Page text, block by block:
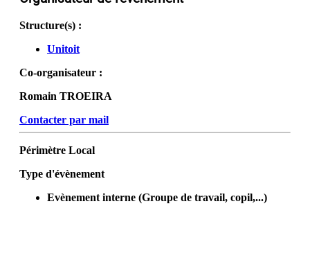
Structure(s) :
Unitoit
Co-organisateur :
Romain TROEIRA
Contacter par mail
Périmètre Local
Type d'évènement
Evènement interne (Groupe de travail, copil,...)